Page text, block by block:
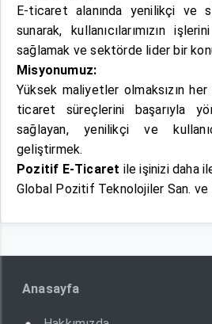
E-ticaret alanında yenilikçi ve
sunarak, kullanıcılarımızın
sağlamak ve sektörde lider bir
Misyonumuz:
Yüksek maliyetler olmaksızın
ticaret süreçlerini başarıyla
sağlayan, yenilikçi ve
geliştirmek.
Pozitif E-Ticaret ile işinizi daha
Global Pozitif Teknolojiler San. ve
Anasayfa